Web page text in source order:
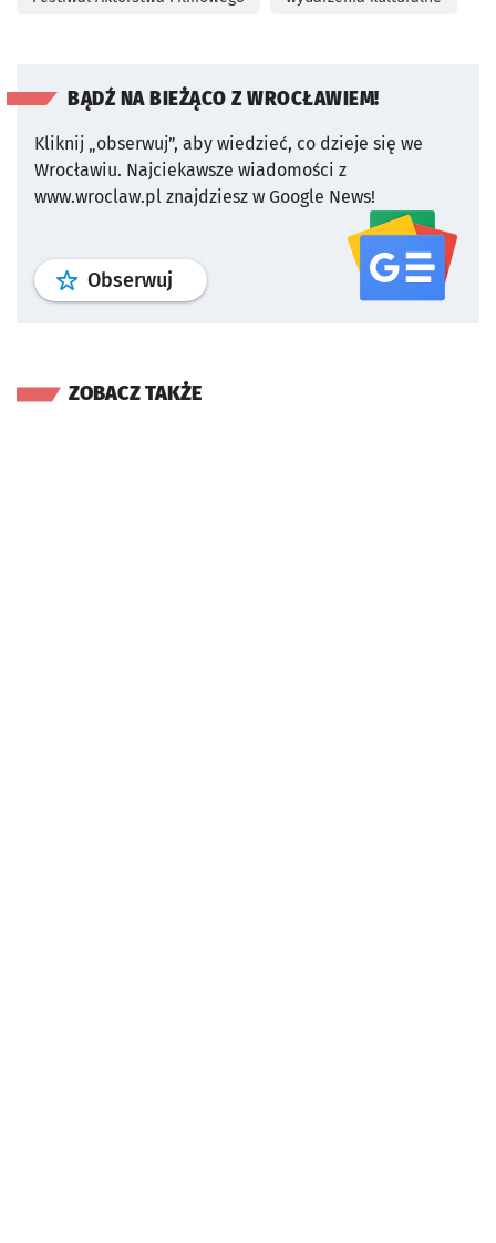
BĄDŹ NA BIEŻĄCO Z WROCŁAWIEM!
Kliknij „obserwuj”, aby wiedzieć, co dzieje się we
Wrocławiu. Najciekawsze wiadomości z
www.wroclaw.pl znajdziesz w Google News!
Obserwuj profil serwisu
ZOBACZ TAKŻE